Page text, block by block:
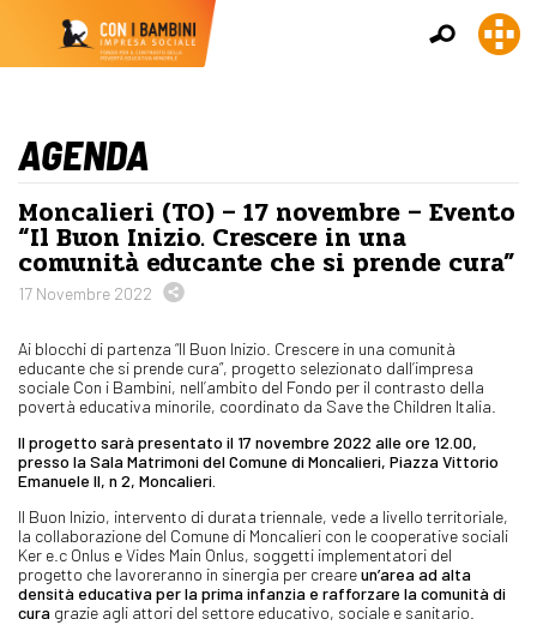
AGENDA
Moncalieri (TO) – 17 novembre – Evento
“Il Buon Inizio. Crescere in una
comunità educante che si prende cura”
17 Novembre 2022
Ai blocchi di partenza “Il Buon Inizio. Crescere in una comunità
educante che si prende cura”, progetto selezionato dall’impresa
sociale Con i Bambini, nell’ambito del Fondo per il contrasto della
povertà educativa minorile, coordinato da Save the Children Italia.
Il progetto sarà presentato il 17 novembre 2022 alle ore 12.00,
presso la Sala Matrimoni del Comune di Moncalieri, Piazza Vittorio
Emanuele II, n 2, Moncalieri.
Il Buon Inizio, intervento di durata triennale, vede a livello territoriale,
la collaborazione del Comune di Moncalieri con le cooperative sociali
Ker e.c Onlus e Vides Main Onlus, soggetti implementatori del
progetto che lavoreranno in sinergia per creareun’area ad alta
densità educativa per la prima infanzia e rafforzare la comunità di
cura grazie agli attori del settore educativo, sociale e sanitario.